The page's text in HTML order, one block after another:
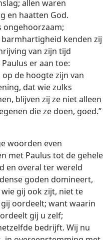
allen waren
en haatten God.
ongehoorzaam;
kenden zij
van zijn tijd
er aan toe:
de hoogte zijn van
dat wie zulks
blijven zij ze niet alleen
die ze doen, goed.”
woorden even
met Paulus tot de gehele
en overal ter wereld
goden domineert,
wie gij ook zijt, niet te
oordeelt; want waarin
gij u zelf;
bedrijft. Wij nu